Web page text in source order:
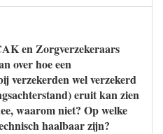
en Zorgverzekeraars
over hoe een
verzekerden wel verzekerd
eruit kan zien
waarom niet? Op welke
haalbaar zijn?